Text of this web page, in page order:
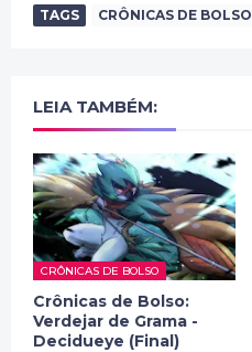
TAGS CRÔNICAS DE BOLSO
LEIA TAMBÉM:
CRÔNICAS DE BOLSO
Crônicas de Bolso:
Verdejar de Grama -
Decidueye (Final)